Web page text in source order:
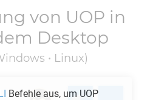
von UOP in
Desktop
• Linux)
Befehle aus, um UOP